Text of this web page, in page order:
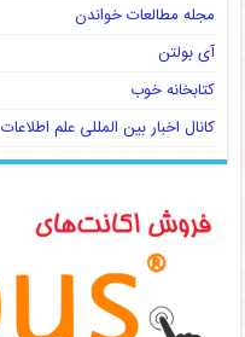
مجله مطالعات خواندن
آی بولتن
کتابخانه خوب
کانال اخبار بین المللی علم اطلاعات